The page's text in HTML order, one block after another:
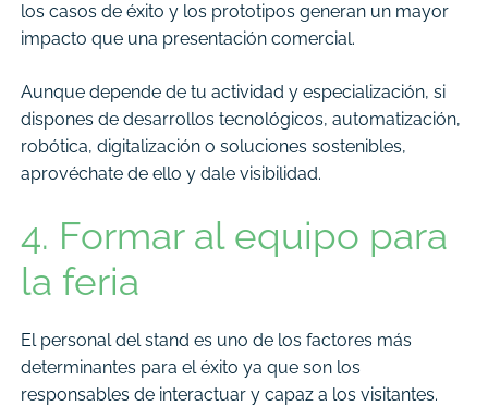
los casos de éxito y los prototipos generan un mayor
impacto que una presentación comercial.
Aunque depende de tu actividad y especialización, si
dispones de desarrollos tecnológicos, automatización,
robótica, digitalización o soluciones sostenibles,
aprovéchate de ello y dale visibilidad.
4. Formar al equipo para
la feria
El personal del stand es uno de los factores más
determinantes para el éxito ya que son los
responsables de interactuar y capaz a los visitantes.